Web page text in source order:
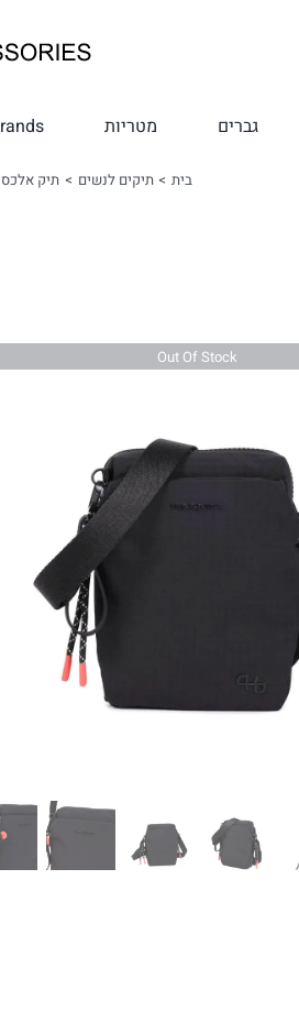
גברים מטריות
בית תיקים לנשים תיק
Out Of Stock